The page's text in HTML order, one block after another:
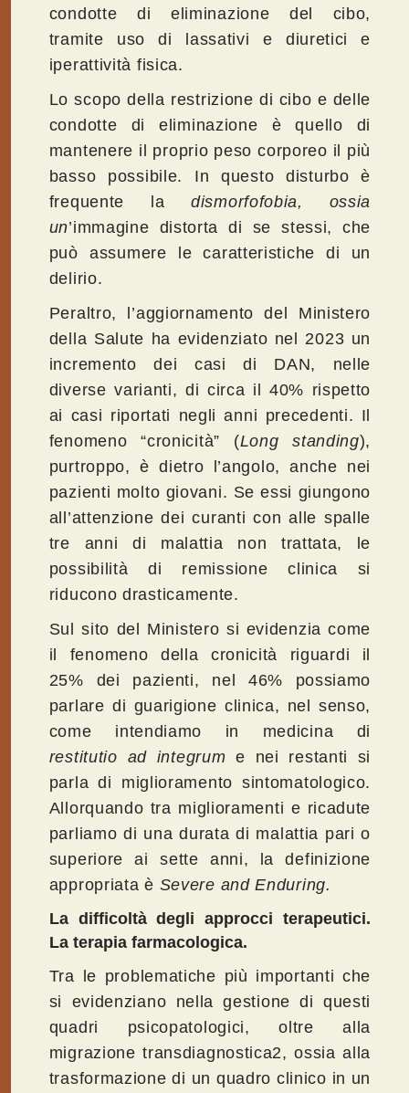
condotte di eliminazione del cibo,
tramite uso di lassativi e diuretici e
iperattività fisica.
Lo scopo della restrizione di cibo e delle
condotte di eliminazione è quello di
mantenere il proprio peso corporeo il più
basso possibile. In questo disturbo è
frequente ladismorfofobia, ossia
un’immagine distorta di se stessi, che
può assumere le caratteristiche di un
delirio.
Peraltro, l’aggiornamento del Ministero
della Salute ha evidenziato nel 2023 un
incremento dei casi di DAN, nelle
diverse varianti, di circa il 40% rispetto
ai casi riportati negli anni precedenti. Il
fenomeno “cronicità” (Long standing),
purtroppo, è dietro l’angolo, anche nei
pazienti molto giovani. Se essi giungono
all’attenzione dei curanti con alle spalle
tre anni di malattia non trattata, le
possibilità di remissione clinica si
riducono drasticamente.
Sul sito del Ministero si evidenzia come
il fenomeno della cronicità riguardi il
25% dei pazienti, nel 46% possiamo
parlare di guarigione clinica, nel senso,
come intendiamo in medicina di
restitutio ad integrum e nei restanti si
parla di miglioramento sintomatologico.
Allorquando tra miglioramenti e ricadute
parliamo di una durata di malattia pari o
superiore ai sette anni, la definizione
appropriata è Severe and Enduring.
La difficoltà degli approcci terapeutici.
La terapia farmacologica.
Tra le problematiche più importanti che
si evidenziano nella gestione di questi
quadri psicopatologici, oltre alla
migrazione transdiagnostica2, ossia alla
trasformazione di un quadro clinico in un